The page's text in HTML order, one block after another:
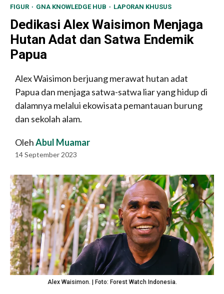
FIGUR GNA KNOWLEDGE HUB LAPORAN KHUSUS
Dedikasi Alex Waisimon Menjaga
Hutan Adat dan Satwa Endemik
Papua
Alex Waisimon berjuang merawat hutan adat
Papua dan menjaga satwa-satwa liar yang hidup di
dalamnya melalui ekowisata pemantauan burung
dan sekolah alam.
OlehAbul Muamar
14 September 2023
Alex Waisimon. | Foto: Forest Watch Indonesia.